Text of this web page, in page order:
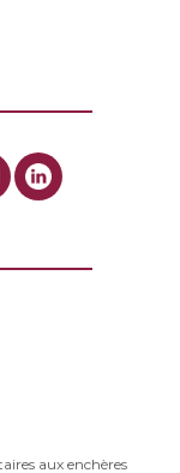
aux enchères